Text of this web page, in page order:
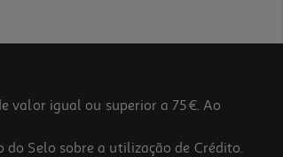
valor igual ou superior a 75€. Ao
Selo sobre a utilização de Crédito.